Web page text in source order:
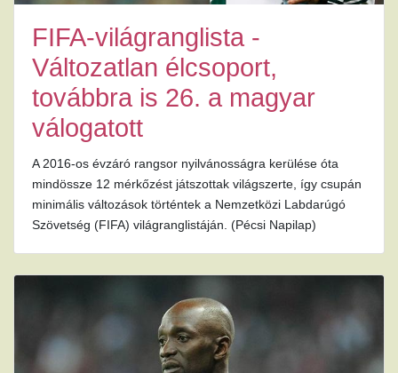
FIFA-világranglista -
Változatlan élcsoport,
továbbra is 26. a magyar
válogatott
A 2016-os évzáró rangsor nyilvánosságra kerülése óta
mindössze 12 mérkőzést játszottak világszerte, így csupán
minimális változások történtek a Nemzetközi Labdarúgó
Szövetség (FIFA) világranglistáján. (Pécsi Napilap)